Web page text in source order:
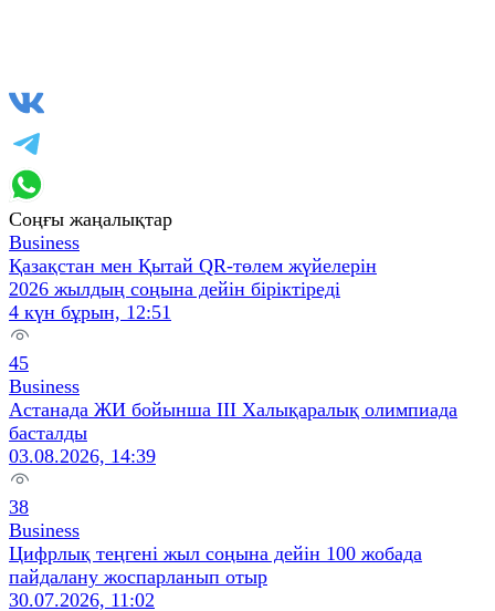
Соңғы жаңалықтар
Business
Қазақстан мен Қытай QR‑төлем жүйелерін
2026 жылдың соңына дейін біріктіреді
4 күн бұрын, 12:51
45
Business
Астанада ЖИ бойынша III Халықаралық олимпиада
басталды
03.08.2026, 14:39
38
Business
Цифрлық теңгені жыл соңына дейін 100 жобада
пайдалану жоспарланып отыр
30.07.2026, 11:02